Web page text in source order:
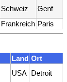
Schweiz
Genf
Frankreich Paris
Land Ort
USA Detroit